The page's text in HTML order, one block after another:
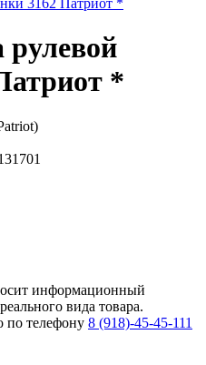
рулевой
*
информационный
вида товара.
по телефону 8 (918)-45-45-111